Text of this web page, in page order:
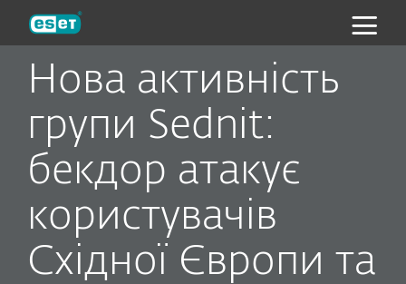
Нова активність
групи Sednit:
бекдор атакує
користувачів
Східної Європи та
ESET